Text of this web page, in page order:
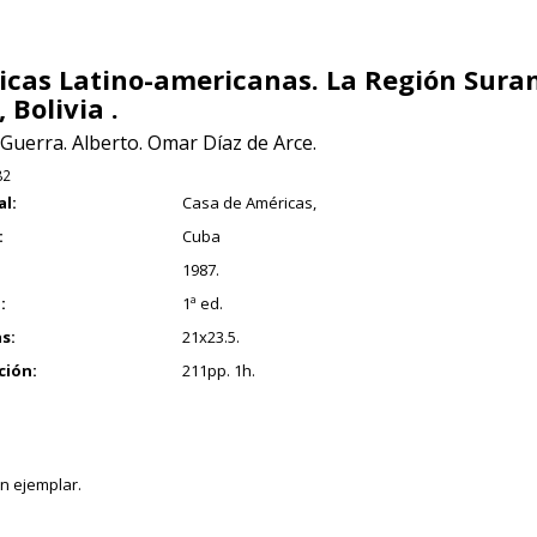
Latino-americanas. La Región
Bolivia .
Alberto. Omar Díaz de Arce.
Casa de Américas,
Cuba
1987.
1ª ed.
21x23.5.
211pp. 1h.
ejemplar.